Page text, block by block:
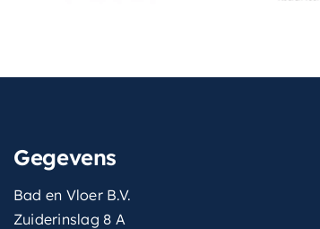
Gegevens
Bad en Vloer B.V.
Zuiderinslag 8 A